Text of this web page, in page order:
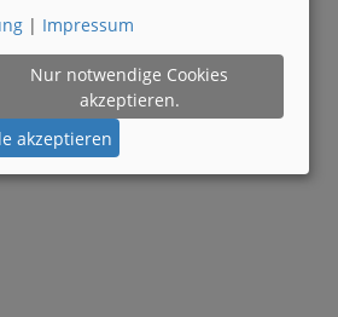
| Impressum
Nur notwendige Cookies
akzeptieren.
akzeptieren